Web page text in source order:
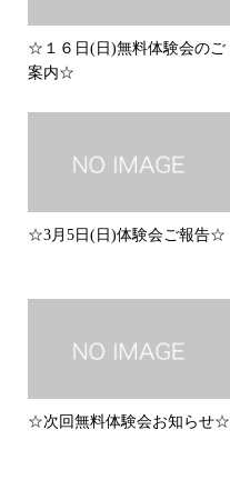
☆１６日(日)無料体験会のご
案内☆
☆3月5日(日)体験会ご報告☆
☆次回無料体験会お知らせ☆